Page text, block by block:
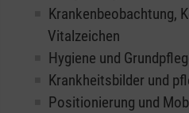
Krankenbeobachtung,
Vitalzeichen
Hygiene und
Krankheitsbilder und
Positionierung und